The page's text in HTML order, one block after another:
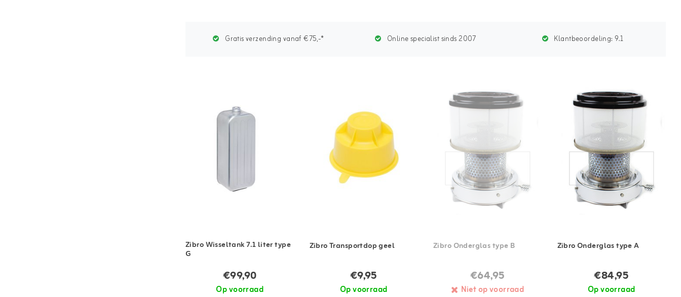
Gratis verzending vanaf €75,-* Online specialist sinds 2007 Klantbeoordeling:9.1
Zibro Wisseltank 7.1 liter type
G
€99,90
Op voorraad
Zibro Transportdop geel
€9,95
Op voorraad
Zibro Onderglas type B
€64,95
Niet op voorraad
Zibro Onderglas type A
€84,95
Op voorraad